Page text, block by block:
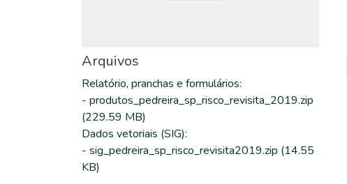
Arquivos
Relatório, pranchas e formulários:
- produtos_pedreira_sp_risco_revisita_2019.zip
(229.59 MB)
Dados vetoriais (SIG):
- sig_pedreira_sp_risco_revisita2019.zip (14.55
KB)